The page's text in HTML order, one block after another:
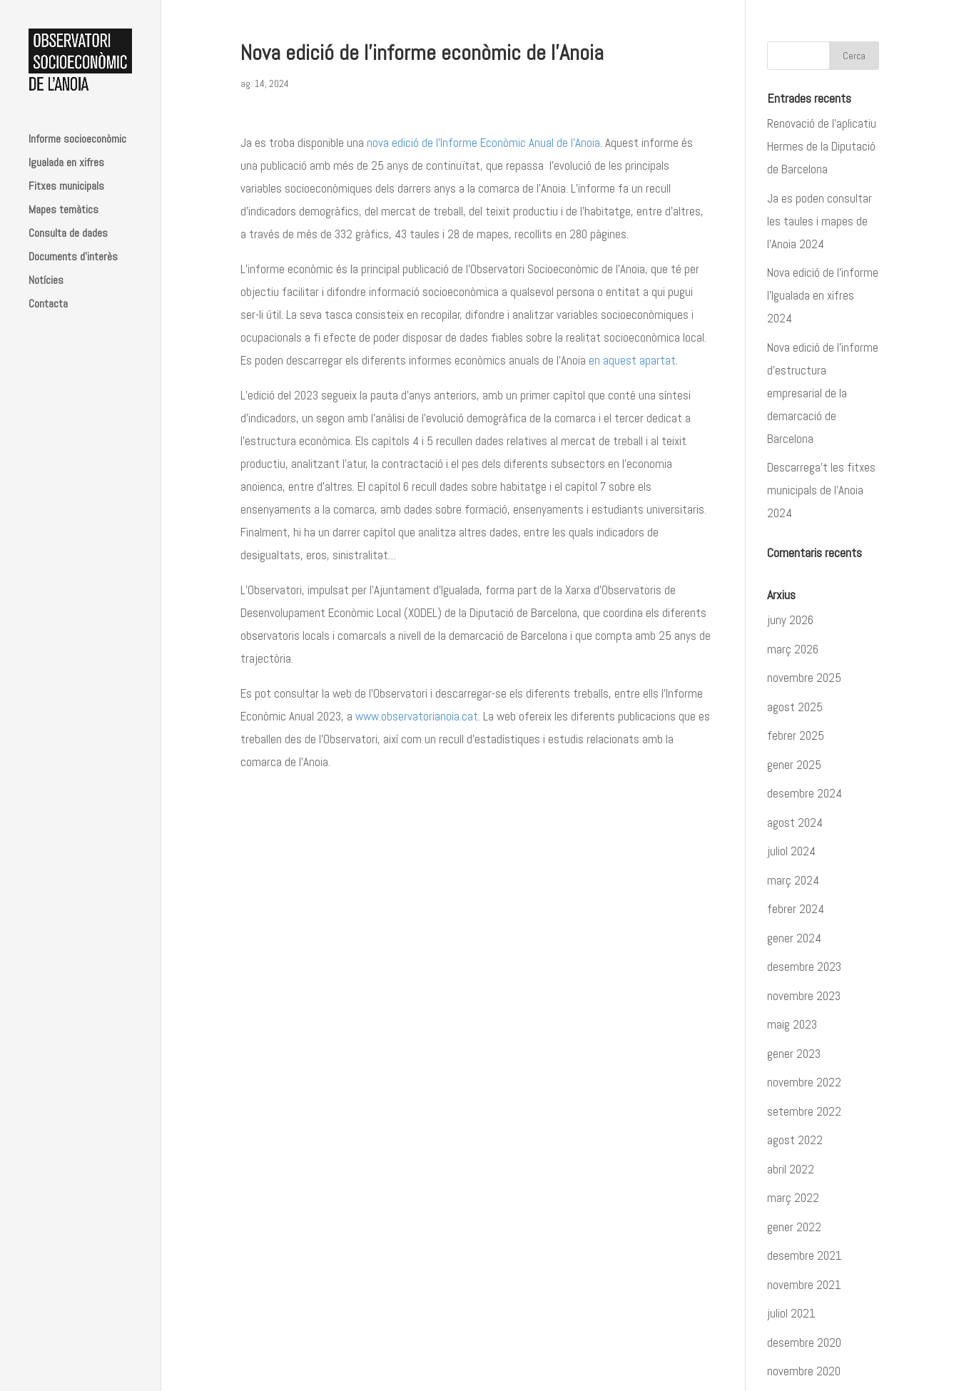
Informe socioeconòmic
Igualada en xifres
Fitxes municipals
Mapes temàtics
Consulta de dades
Documents d’interès
Notícies
Contacta
Nova edició de l’informe econòmic de l’Anoia
ag. 14, 2024
Ja es troba disponible una nova edició de l’Informe Econòmic Anual de l’Anoia. Aquest informe és
una publicació amb més de 25 anys de continuïtat, que repassa l’evolució de les principals
variables socioeconòmiques dels darrers anys a la comarca de l’Anoia. L’informe fa un recull
d’indicadors demogràfics, del mercat de treball, del teixit productiu i de l’habitatge, entre d’altres,
a través de més de 332 gràfics, 43 taules i 28 de mapes, recollits en 280 pàgines.
L’informe econòmic és la principal publicació de l’Observatori Socioeconòmic de l’Anoia, que té per
objectiu facilitar i difondre informació socioeconòmica a qualsevol persona o entitat a qui pugui
ser-li útil. La seva tasca consisteix en recopilar, difondre i analitzar variables socioeconòmiques i
ocupacionals a fi efecte de poder disposar de dades fiables sobre la realitat socioeconòmica local.
Es poden descarregar els diferents informes econòmics anuals de l’Anoia en aquest apartat.
L’edició del 2023 segueix la pauta d’anys anteriors, amb un primer capítol que conté una síntesi
d’indicadors, un segon amb l’anàlisi de l’evolució demogràfica de la comarca i el tercer dedicat a
l’estructura econòmica. Els capítols 4 i 5 recullen dades relatives al mercat de treball i al teixit
productiu, analitzant l’atur, la contractació i el pes dels diferents subsectors en l’economia
anoienca, entre d’altres. El capítol 6 recull dades sobre habitatge i el capítol 7 sobre els
ensenyaments a la comarca, amb dades sobre formació, ensenyaments i estudiants universitaris.
Finalment, hi ha un darrer capítol que analitza altres dades, entre les quals indicadors de
desigualtats, eros, sinistralitat…
L’Observatori, impulsat per l’Ajuntament d’Igualada, forma part de la Xarxa d’Observatoris de
Desenvolupament Econòmic Local (XODEL) de la Diputació de Barcelona, que coordina els diferents
observatoris locals i comarcals a nivell de la demarcació de Barcelona i que compta amb 25 anys de
trajectòria.
Es pot consultar la web de l’Observatori i descarregar-se els diferents treballs, entre ells l’Informe
Econòmic Anual 2023, a www.observatorianoia.cat. La web ofereix les diferents publicacions que es
treballen des de l’Observatori, així com un recull d’estadístiques i estudis relacionats amb la
comarca de l’Anoia.
Entrades recents
Renovació de l’aplicatiu
Hermes de la Diputació
de Barcelona
Ja es poden consultar
les taules i mapes de
l’Anoia 2024
Nova edició de l’informe
l’Igualada en xifres
2024
Nova edició de l’informe
d’estructura
empresarial de la
demarcació de
Barcelona
Descarrega’t les fitxes
municipals de l’Anoia
2024
Comentaris recents
Arxius
juny 2026
març 2026
novembre 2025
agost 2025
febrer 2025
gener 2025
desembre 2024
agost 2024
juliol 2024
març 2024
febrer 2024
gener 2024
desembre 2023
novembre 2023
maig 2023
gener 2023
novembre 2022
setembre 2022
agost 2022
abril 2022
març 2022
gener 2022
desembre 2021
novembre 2021
juliol 2021
desembre 2020
novembre 2020